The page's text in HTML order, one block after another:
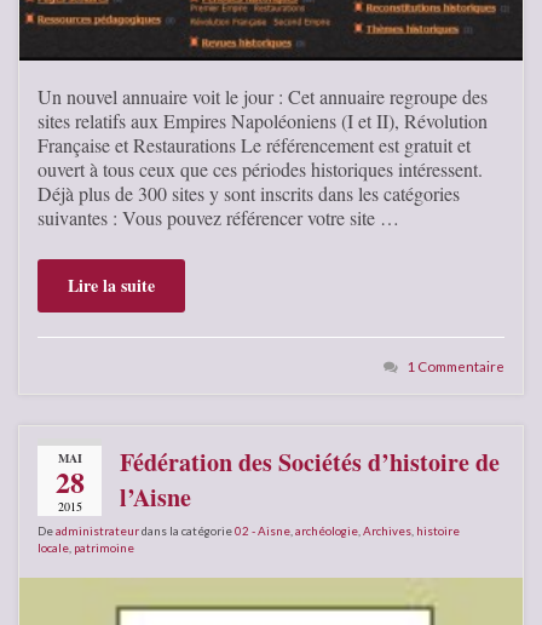
Un nouvel annuaire voit le jour : Cet annuaire regroupe des
sites relatifs aux Empires Napoléoniens (I et II), Révolution
Française et Restaurations Le référencement est gratuit et
ouvert à tous ceux que ces périodes historiques intéressent.
Déjà plus de 300 sites y sont inscrits dans les catégories
suivantes : Vous pouvez référencer votre site …
Lire la suite
1 Commentaire
MAI
28
2015
Fédération des Sociétés d’histoire de
l’Aisne
Deadministrateurdans la catégorie02 - Aisne archéologie Archives histoire
locale patrimoine